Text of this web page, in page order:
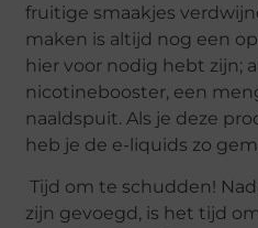
fruitige smaakjes
maken is altijd nog een
hier voor nodig hebt zijn;
nicotinebooster, een
naaldspuit. Als je deze
heb je de e-liquids zo
Tijd om te schudden!
zijn gevoegd, is het tijd